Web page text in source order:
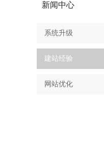
新闻中心
系统升级
建站经验
网站优化